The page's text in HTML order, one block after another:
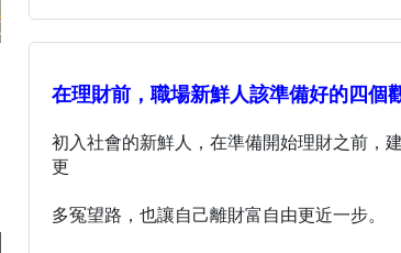
在理財前，職場新鮮人該準備好的四個
初入社會的新鮮人，在準備開始理財之前，
更
多冤望路，也讓自己離財富自由更近一步。